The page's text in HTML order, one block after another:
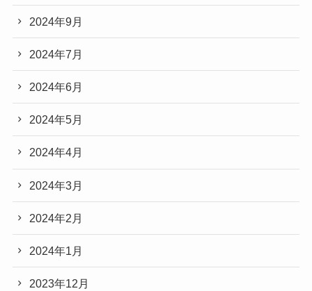
2024年9月
2024年7月
2024年6月
2024年5月
2024年4月
2024年3月
2024年2月
2024年1月
2023年12月